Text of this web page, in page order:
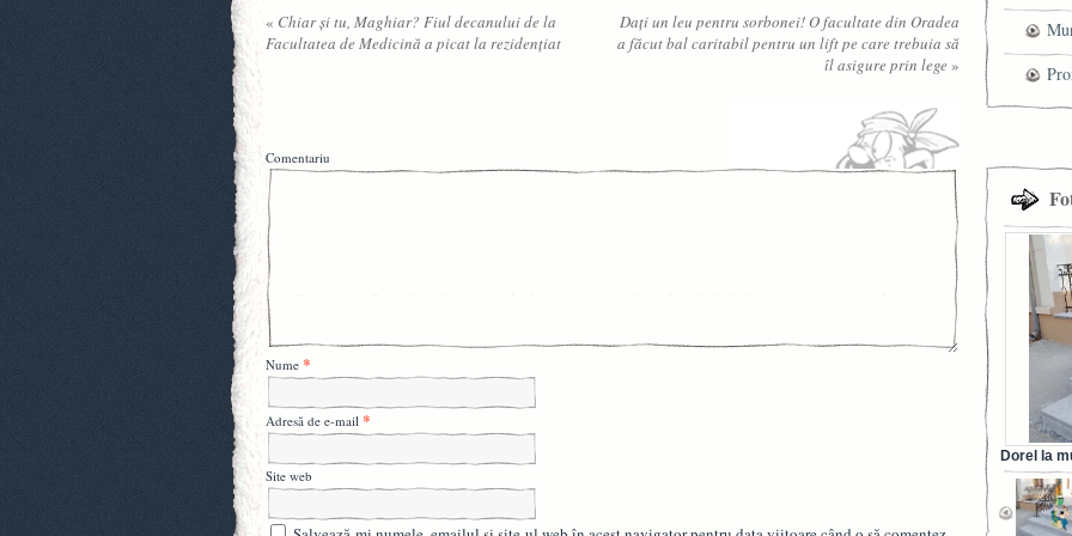
« Chiar şi tu, Maghiar? Fiul decanului de la
Facultatea de Medicină a picat la rezidențiat
Daţi un leu pentru sorbonei! O facultate din Oradea
a făcut bal caritabil pentru un lift pe care trebuia să
îl asigure prin lege»
Comentariu
Nume *
Adresă de e-mail *
Site web
Dorel la
din